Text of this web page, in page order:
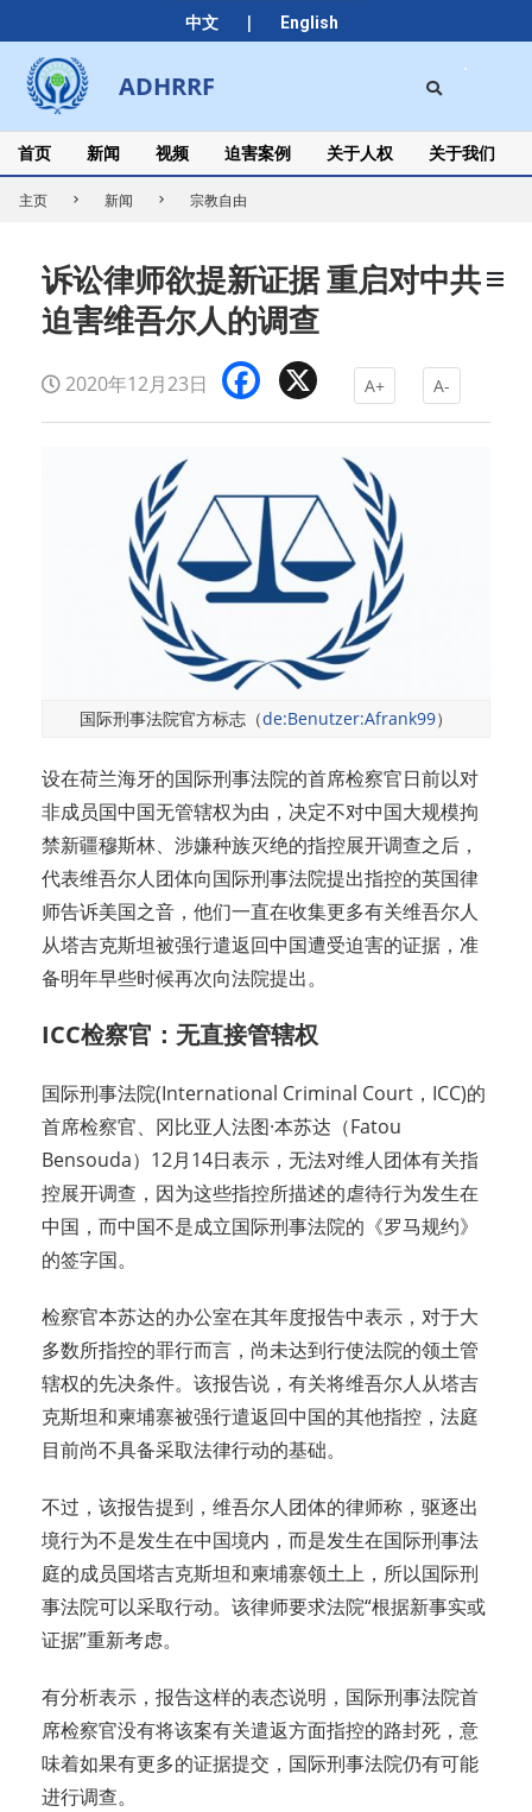
中文 | English
to
content
ADHRRF
Secondary
Navigation
Menu
首页 新闻 视频 迫害案例 关于人权 关于我们
主页 新闻 宗教自由
诉讼律师欲提新证据 重启对中共
迫害维吾尔人的调查
2020年12月23日 Facebook A+ A-
国际刑事法院官方标志（de:Benutzer:Afrank99）
设在荷兰海牙的国际刑事法院的首席检察官日前以对
非成员国中国无管辖权为由，决定不对中国大规模拘
禁新疆穆斯林、涉嫌种族灭绝的指控展开调查之后，
代表维吾尔人团体向国际刑事法院提出指控的英国律
师告诉美国之音，他们一直在收集更多有关维吾尔人
从塔吉克斯坦被强行遣返回中国遭受迫害的证据，准
备明年早些时候再次向法院提出。
ICC检察官：无直接管辖权
国际刑事法院(International Criminal Court，ICC)的
首席检察官、冈比亚人法图·本苏达（Fatou
Bensouda）12月14日表示，无法对维人团体有关指
控展开调查，因为这些指控所描述的虐待行为发生在
中国，而中国不是成立国际刑事法院的《罗马规约》
的签字国。
检察官本苏达的办公室在其年度报告中表示，对于大
多数所指控的罪行而言，尚未达到行使法院的领土管
辖权的先决条件。该报告说，有关将维吾尔人从塔吉
克斯坦和柬埔寨被强行遣返回中国的其他指控，法庭
目前尚不具备采取法律行动的基础。
不过，该报告提到，维吾尔人团体的律师称，驱逐出
境行为不是发生在中国境内，而是发生在国际刑事法
庭的成员国塔吉克斯坦和柬埔寨领土上，所以国际刑
事法院可以采取行动。该律师要求法院“根据新事实或
证据”重新考虑。
有分析表示，报告这样的表态说明，国际刑事法院首
席检察官没有将该案有关遣返方面指控的路封死，意
味着如果有更多的证据提交，国际刑事法院仍有可能
进行调查。